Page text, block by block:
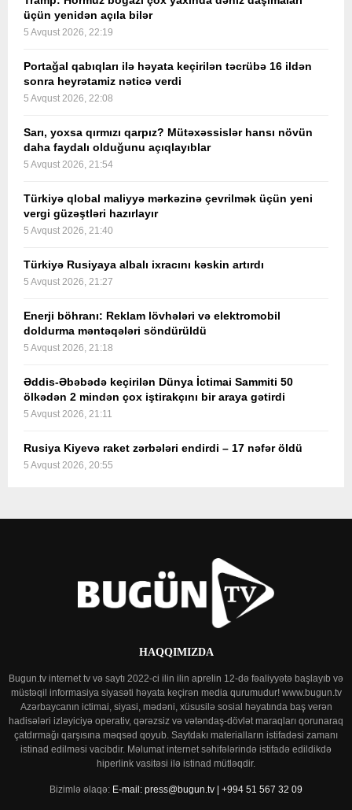
üçün yenidən açıla bilər
5 Avqust 2026, 22:19
Portağal qabıqları ilə həyata keçirilən təcrübə 16 ildən
sonra heyrətamiz nəticə verdi
5 Avqust 2026, 22:08
Sarı, yoxsa qırmızı qarpız? Mütəxəssislər hansı növün
daha faydalı olduğunu açıqlayıblar
5 Avqust 2026, 21:54
Türkiyə qlobal maliyyə mərkəzinə çevrilmək üçün yeni
vergi güzəştləri hazırlayır
5 Avqust 2026, 21:40
Türkiyə Rusiyaya albalı ixracını kəskin artırdı
5 Avqust 2026, 21:27
Enerji böhranı: Reklam lövhələri və elektromobil
doldurma məntəqələri söndürüldü
5 Avqust 2026, 21:18
Əddis-Əbəbədə keçirilən Dünya İctimai Sammiti 50
ölkədən 2 mindən çox iştirakçını bir araya gətirdi
5 Avqust 2026, 21:11
Rusiya Kiyevə raket zərbələri endirdi – 17 nəfər öldü
5 Avqust 2026, 20:55
HAQQIMIZDA
Bugun.tv internet tv və saytı 2022-ci ilin ilin aprelin 12-də fəaliyyətə başlayıb və
müstəqil informasiya siyasəti həyata keçirən media qurumudur! www.bugun.tv
Azərbaycanın ictimai, siyasi, mədəni, xüsusilə sosial həyatında baş verən
hadisələri izləyiciyə operativ, qərəzsiz və vətəndaş-dövlət maraqları qorunaraq
çatdırmağı qarşısına məqsəd qoyub. Saytdakı materialların istifadəsi zamanı
istinad edilməsi vacibdir. Məlumat internet səhifələrində istifadə edildikdə
hiperlink vasitəsi ilə istinad mütləqdir.
Bizimlə əlaqə: E-mail: press@bugun.tv | +994 51 567 32 09